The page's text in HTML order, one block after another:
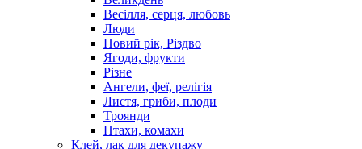
Весілля, серця, любовь
Люди
Новий рік, Різдво
Ягоди, фрукти
Різне
Ангели, феї, релігія
Листя, гриби, плоди
Троянди
Птахи, комахи
Клей, лак для декупажу